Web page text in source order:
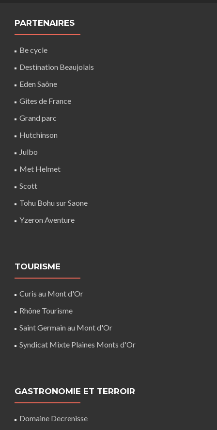
PARTENAIRES
Be cycle
Destination Beaujolais
Eden Saône
Gites de France
Grand parc
Hutchinson
Julbo
Met Helmet
Scott
Tohu Bohu sur Saone
Yzeron Aventure
TOURISME
Curis au Mont d'Or
Rhône Tourisme
Saint Germain au Mont d'Or
Syndicat Mixte Plaines Monts d'Or
GASTRONOMIE ET TERROIR
Domaine Decrenisse